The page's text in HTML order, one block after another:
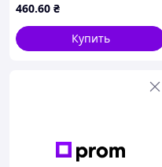
с быстрой доставкой по
Украине
460.60 ₴
Купить